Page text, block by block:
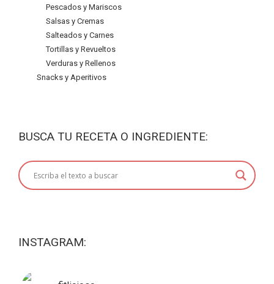
Pescados y Mariscos
Salsas y Cremas
Salteados y Carnes
Tortillas y Revueltos
Verduras y Rellenos
Snacks y Aperitivos
BUSCA TU RECETA O INGREDIENTE:
INSTAGRAM: